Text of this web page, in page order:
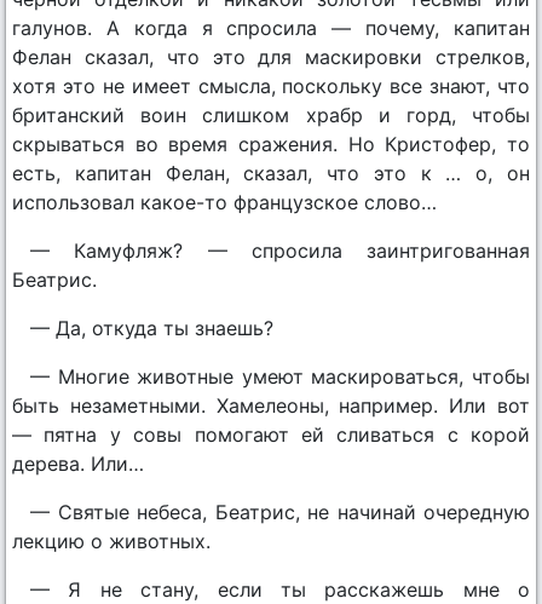
галунов. А когда я спросила — почему, капитан
Фелан сказал, что это для маскировки стрелков,
хотя это не имеет смысла, поскольку все знают, что
британский воин слишком храбр и горд, чтобы
скрываться во время сражения. Но Кристофер, то
есть, капитан Фелан, сказал, что это к … о, он
использовал какое-то французское слово…
— Камуфляж? — спросила заинтригованная
Беатрис.
— Да, откуда ты знаешь?
— Многие животные умеют маскироваться, чтобы
быть незаметными. Хамелеоны, например. Или вот
— пятна у совы помогают ей сливаться с корой
дерева. Или…
— Святые небеса, Беатрис, не начинай очередную
лекцию о животных.
— Я не стану, если ты расскажешь мне о